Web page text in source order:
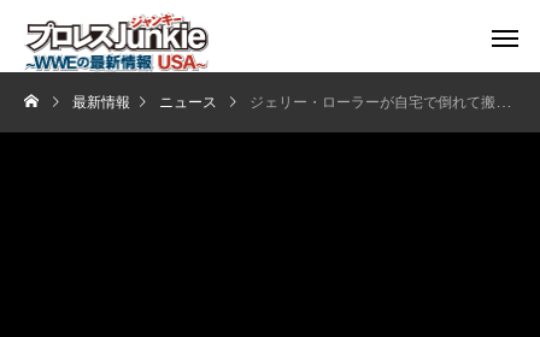
最新情報 ニュース ジェリー・ローラーが自宅で倒れて搬送される